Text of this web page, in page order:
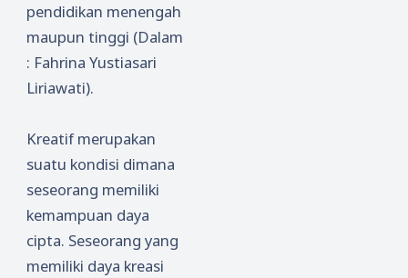
pendidikan menengah
maupun tinggi (Dalam
: Fahrina Yustiasari
Liriawati).
Kreatif merupakan
suatu kondisi dimana
seseorang memiliki
kemampuan daya
cipta. Seseorang yang
memiliki daya kreasi